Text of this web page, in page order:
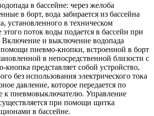
в бассейне: через желоба
в борт, вода забирается из бассейна
установленного в техническом
поток воды подается в бассейн при
и выключение водопада
пневмо-кнопки, встроенной в борт
в непосредственной близости с
представляет собой устройство,
без использования электрического тока
давление, которое передается по
к пневмовыключателю. Управление
при помощи щитка
в бассейне.